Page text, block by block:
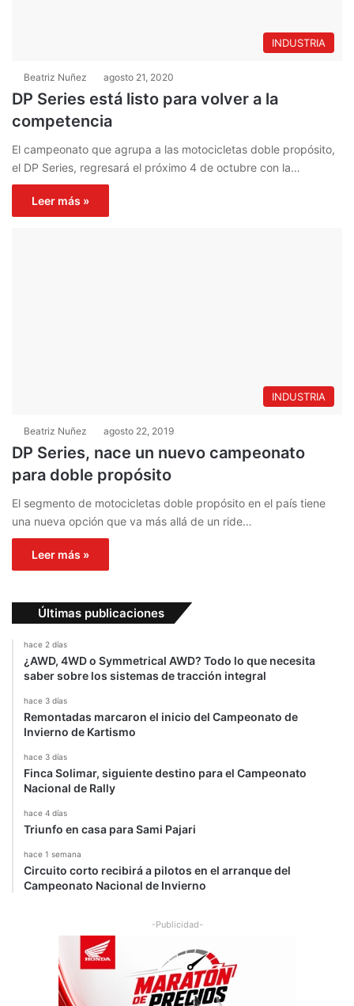
INDUSTRIA
Beatriz Nuñez agosto 21, 2020
DP Series está listo para volver a la
competencia
El campeonato que agrupa a las motocicletas doble propósito,
el DP Series, regresará el próximo 4 de octubre con la…
Leer más »
INDUSTRIA
Beatriz Nuñez agosto 22, 2019
DP Series, nace un nuevo campeonato
para doble propósito
El segmento de motocicletas doble propósito en el país tiene
una nueva opción que va más allá de un ride…
Leer más »
Últimas publicaciones
hace 2 días
¿AWD, 4WD o Symmetrical AWD? Todo lo que necesita
saber sobre los sistemas de tracción integral
hace 3 días
Remontadas marcaron el inicio del Campeonato de
Invierno de Kartismo
hace 3 días
Finca Solimar, siguiente destino para el Campeonato
Nacional de Rally
hace 4 días
Triunfo en casa para Sami Pajari
hace 1 semana
Circuito corto recibirá a pilotos en el arranque del
Campeonato Nacional de Invierno
-Publicidad-